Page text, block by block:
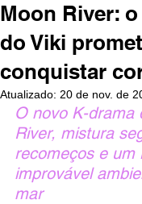
Moon River:
do Viki
conquistar
Atualizado: 20 de nov. de
O novo K-drama
River, mistura
recomeços e um
improvável
mar